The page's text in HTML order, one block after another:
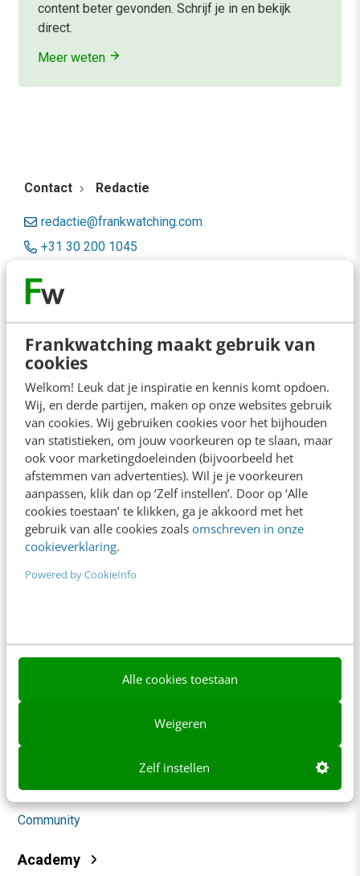
Frankwatching maakt gebruik van
cookies
Welkom! Leuk dat je inspiratie en kennis komt opdoen.
Wij, en derde partijen, maken op onze websites gebruik
van cookies. Wij gebruiken cookies voor het bijhouden
van statistieken, om jouw voorkeuren op te slaan, maar
ook voor marketingdoeleinden (bijvoorbeeld het
afstemmen van advertenties). Wil je je voorkeuren
aanpassen, klik dan op ‘Zelf instellen’. Door op ‘Alle
cookies toestaan’ te klikken, ga je akkoord met het
gebruik van alle cookies zoals omschreven in onze
cookieverklaring.
Powered by CookieInfo
Alle cookies toestaan
Weigeren
Zelf instellen
content beter gevonden. Schrijf je in en bekijk
direct.
Meer weten
Contact Redactie
redactie@frankwatching.com
+31 30 200 1045
Meer contactopties
Frankwatching
Adverteren
Contact
Nieuwsbrieven
Over ons
Ons team
Werken bij
Klantcontact & CX
Themanieuwsbrieven
Community
Academy